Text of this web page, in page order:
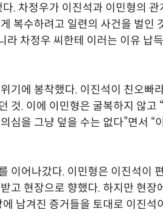
. 차정우가 이진석과 이민형의 관
복수하려고 일련의 사건을 벌인
라 차정우 씨한테 이러는 이유 납
기에 봉착했다. 이진석이 친오빠
것. 이에 이민형은 굴복하지 않고
심을 그냥 덮을 수는 없다”면서 “
이어나갔다. 이민형은 이진석이
고 현장으로 향했다. 하지만 현장
남겨진 증거들을 토대로 이진석